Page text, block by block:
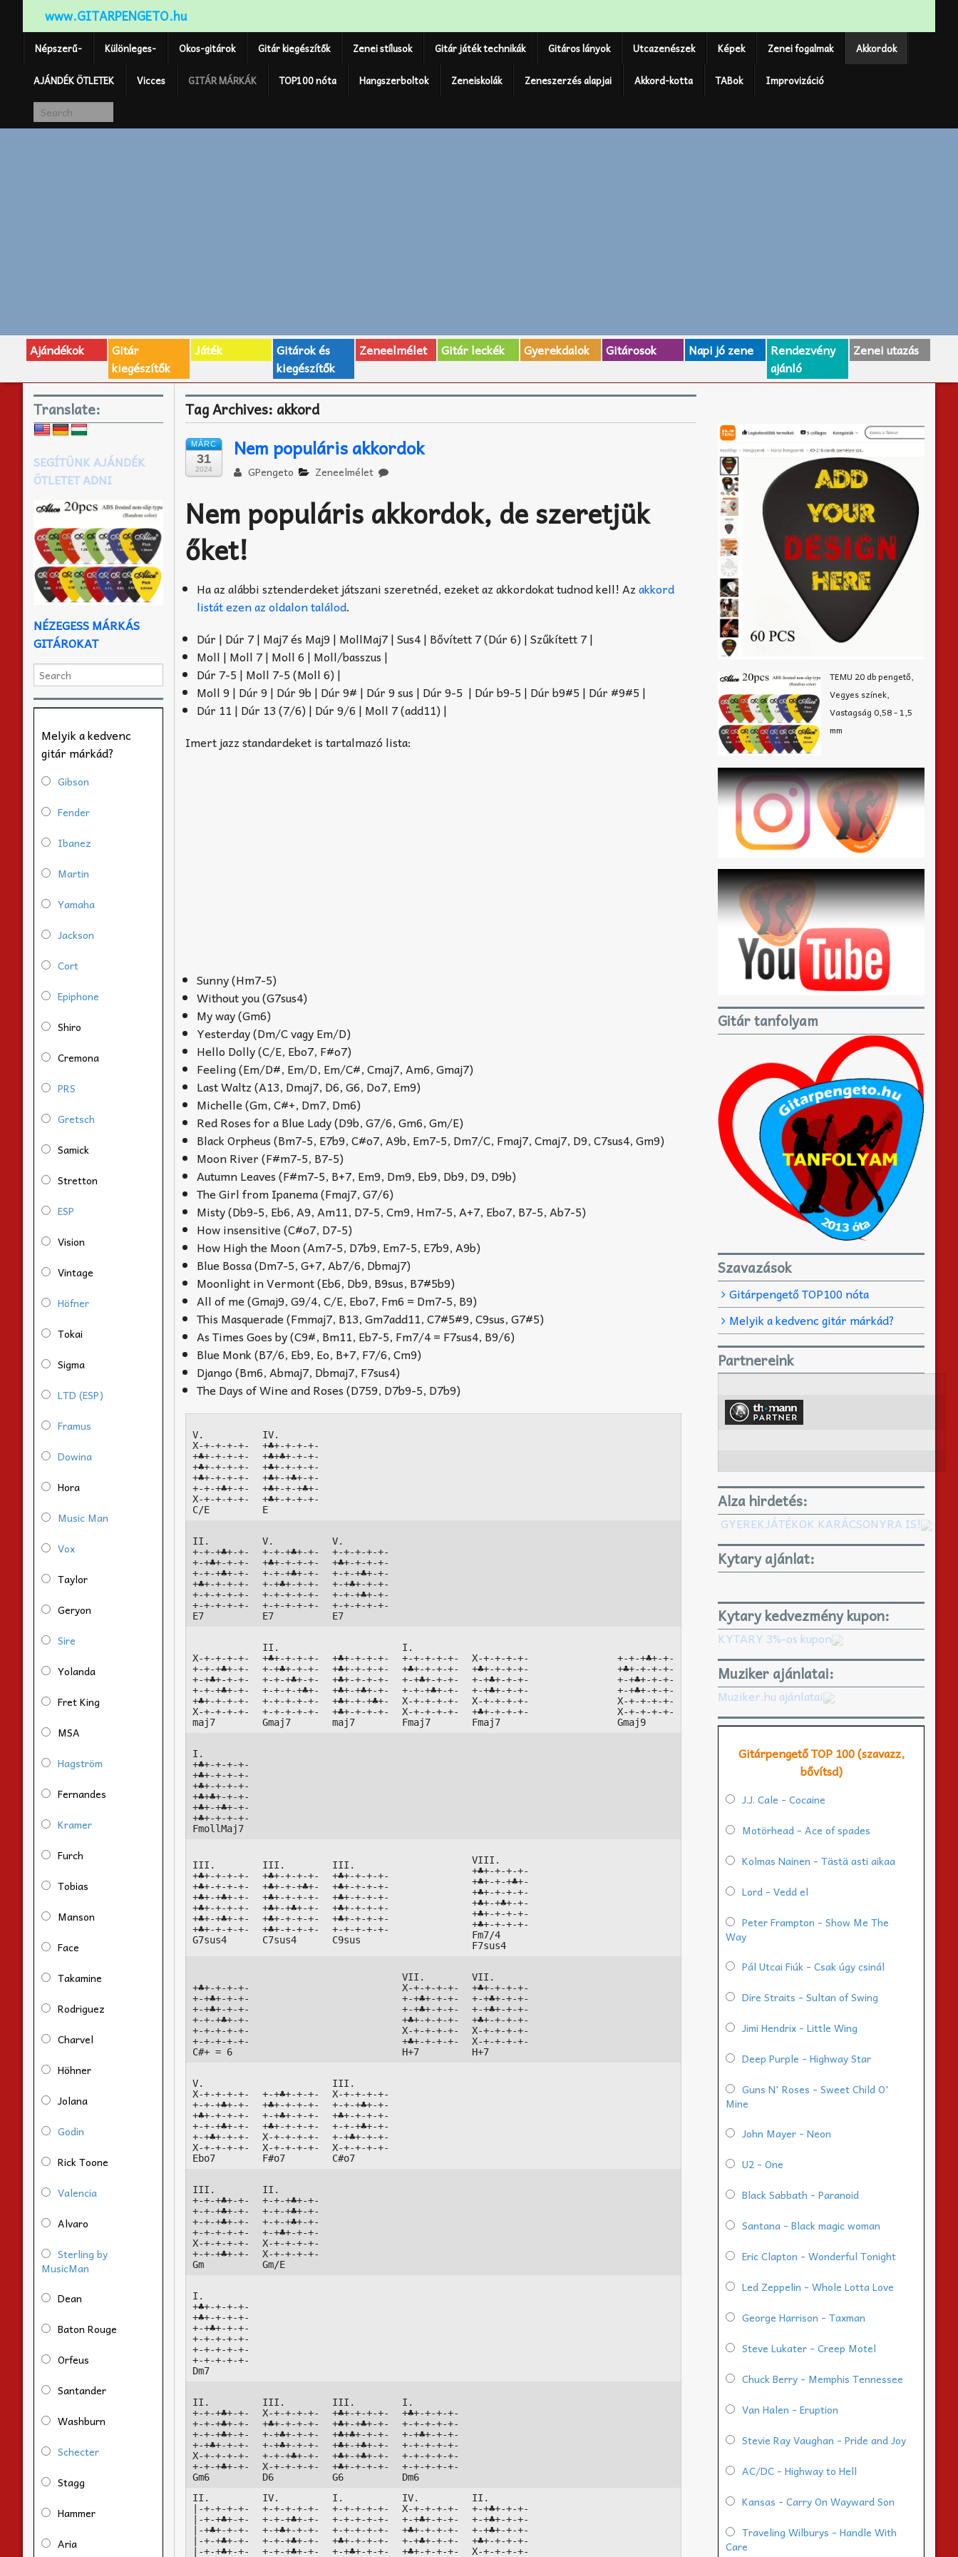
www.GITARPENGETO.hu
Népszerű- Különleges- Okos-gitárok Gitár kiegészítők Zenei stílusok Gitár játék technikák Gitáros lányok Utcazenészek Képek Zenei fogalmak Akkordok
AJÁNDÉK ÖTLETEK Vicces GITÁR MÁRKÁK TOP100 nóta Hangszerboltok Zeneiskolák Zeneszerzés alapjai Akkord-kotta TABok Improvizáció
Ajándékok
Gitár
kiegészítők
Játék
Gitárok és
kiegészítők
Zeneelmélet Gitár leckék Gyerekdalok Gitárosok Napi jó zene
Rendezvény
ajánló
Zenei utazás
Tag Archives: akkord
MÁRC
31
2024
Nem populáris akkordok
GPengeto Zeneelmélet
Nem populáris akkordok, de szeretjük
őket!
Ha az alábbi sztenderdeket játszani szeretnéd, ezeket az akkordokat tudnod kell! Azakkord
listát ezen az oldalon találod.
Dúr | Dúr 7 | Maj7 és Maj9 | MollMaj7 | Sus4 | Bővített 7 (Dúr 6) | Szűkített 7 |
Moll | Moll 7 | Moll 6 | Moll/basszus |
Dúr 7-5 | Moll 7-5 (Moll 6) |
Moll 9 | Dúr 9 | Dúr 9b | Dúr 9# | Dúr 9 sus | Dúr 9-5 | Dúr b9-5 | Dúr b9#5 | Dúr #9#5 |
Dúr 11 | Dúr 13 (7/6) | Dúr 9/6 | Moll 7 (add11) |
Imert jazz standardeket is tartalmazó lista:
Sunny (Hm7-5)
Without you (G7sus4)
My way (Gm6)
Yesterday (Dm/C vagy Em/D)
Hello Dolly (C/E, Ebo7, F#o7)
Feeling (Em/D#, Em/D, Em/C#, Cmaj7, Am6, Gmaj7)
Last Waltz (A13, Dmaj7, D6, G6, Do7, Em9)
Michelle (Gm, C#+, Dm7, Dm6)
Red Roses for a Blue Lady (D9b, G7/6, Gm6, Gm/E)
Black Orpheus (Bm7-5, E7b9, C#o7, A9b, Em7-5, Dm7/C, Fmaj7, Cmaj7, D9, C7sus4, Gm9)
Moon River (F#m7-5, B7-5)
Autumn Leaves (F#m7-5, B+7, Em9, Dm9, Eb9, Db9, D9, D9b)
The Girl from Ipanema (Fmaj7, G7/6)
Misty (Db9-5, Eb6, A9, Am11, D7-5, Cm9, Hm7-5, A+7, Ebo7, B7-5, Ab7-5)
How insensitive (C#o7, D7-5)
How High the Moon (Am7-5, D7b9, Em7-5, E7b9, A9b)
Blue Bossa (Dm7-5, G+7, Ab7/6, Dbmaj7)
Moonlight in Vermont (Eb6, Db9, B9sus, B7#5b9)
All of me (Gmaj9, G9/4, C/E, Ebo7, Fm6 = Dm7-5, B9)
This Masquerade (Fmmaj7, B13, Gm7add11, C7#5#9, C9sus, G7#5)
As Times Goes by (C9#, Bm11, Eb7-5, Fm7/4 = F7sus4, B9/6)
Blue Monk (B7/6, Eb9, Eo, B+7, F7/6, Cm9)
Django (Bm6, Abmaj7, Dbmaj7, F7sus4)
The Days of Wine and Roses (D759, D7b9-5, D7b9)
V.
X-+-+-+-+-
+♣+-+-+-+-
+♣+-+-+-+-
+♣+-+-+-+-
+-+-+♣+-+-
X-+-+-+-+-
C/E
IV.
+♣+-+-+-+-
+♣+♣+-+-+-
+♣+-+-+-+-
+♣+-+♣+-+-
+♣+-+-+♣+-
+♣+-+-+-+-
E
II.
+-+-+♣+-+-
+-+♣+-+-+-
+-+-+♣+-+-
+♣+-+-+-+-
+-+-+-+-+-
+-+-+-+-+-
E7
V.
+-+-+♣+-+-
+♣+-+-+-+-
+-+-+♣+-+-
+-+♣+-+-+-
+-+-+-+-+-
+-+-+-+-+-
E7
V.
+-+-+-+-+-
+♣+-+-+-+-
+-+-+♣+-+-
+-+♣+-+-+-
+-+-+♣+-+-
+-+-+-+-+-
E7
X-+-+-+-+-
+-+-+♣+-+-
+-+♣+-+-+-
+-+-+♣+-+-
+♣+-+-+-+-
X-+-+-+-+-
maj7
II.
+♣+-+-+-+-
+-+♣+-+-+-
+-+-+♣+-+-
+-+-+-+♣+-
+-+-+-+-+-
+-+-+-+-+-
Gmaj7
+♣+-+-+-+-
+♣+-+-+-+-
+♣+-+-+-+-
+♣+-+♣+-+-
+♣+-+-+♣+-
+♣+-+-+-+-
maj7
I.
+-+-+-+-+-
+♣+-+-+-+-
+-+♣+-+-+-
+-+-+♣+-+-
X-+-+-+-+-
X-+-+-+-+-
Fmaj7
X-+-+-+-+-
+♣+-+-+-+-
+-+♣+-+-+-
+-+♣+-+-+-
X-+-+-+-+-
+♣+-+-+-+-
Fmaj7
+-+-+♣+-+-
+♣+-+-+-+-
+-+♣+-+-+-
+-+♣+-+-+-
X-+-+-+-+-
X-+-+-+-+-
Gmaj9
I.
+♣+-+-+-+-
+♣+-+-+-+-
+♣+-+-+-+-
+♣+♣+-+-+-
+♣+-+♣+-+-
+♣+-+-+-+-
FmollMaj7
III.
+♣+-+-+-+-
+♣+-+-+-+-
+♣+-+♣+-+-
+♣+-+-+-+-
+♣+-+♣+-+-
+♣+-+-+-+-
G7sus4
III.
+♣+-+-+-+-
+♣+-+-+♣+-
+♣+-+-+-+-
+♣+-+♣+-+-
+♣+-+-+-+-
+♣+-+-+-+-
C7sus4
III.
+♣+-+-+-+-
+♣+-+-+-+-
+♣+-+-+-+-
+♣+-+-+-+-
+♣+-+-+-+-
+-+-+-+-+-
C9sus
VIII.
+♣+-+-+-+-
+♣+-+-+♣+-
+♣+-+-+-+-
+♣+-+♣+-+-
+♣+-+-+-+-
+♣+-+-+-+-
Fm7/4
F7sus4
+♣+-+-+-+-
+-+♣+-+-+-
+-+♣+-+-+-
+-+-+♣+-+-
+-+-+-+-+-
+-+-+-+-+-
C#+ = 6
VII.
X-+-+-+-+-
+-+♣+-+-+-
+-+♣+-+-+-
+♣+-+-+-+-
X-+-+-+-+-
+♣+-+-+-+-
H+7
VII.
+♣+-+-+-+-
+-+♣+-+-+-
+-+♣+-+-+-
+♣+-+-+-+-
X-+-+-+-+-
X-+-+-+-+-
H+7
V.
X-+-+-+-+-
+-+-+♣+-+-
+♣+-+-+-+-
+-+-+♣+-+-
+-+♣+-+-+-
X-+-+-+-+-
Ebo7
+-+♣+-+-+-
+♣+-+-+-+-
+-+♣+-+-+-
+♣+-+-+-+-
X-+-+-+-+-
X-+-+-+-+-
F#o7
III.
X-+-+-+-+-
+-+-+♣+-+-
+♣+-+-+-+-
+-+-+♣+-+-
+-+♣+-+-+-
X-+-+-+-+-
C#o7
III.
+-+-+♣+-+-
+-+-+♣+-+-
+-+-+♣+-+-
+-+-+-+-+-
X-+-+-+-+-
+-+-+♣+-+-
Gm
II.
+-+-+♣+-+-
+-+-+♣+-+-
+-+-+♣+-+-
+-+♣+-+-+-
X-+-+-+-+-
X-+-+-+-+-
Gm/E
I.
+♣+-+-+-+-
+♣+-+-+-+-
+-+♣+-+-+-
+-+-+-+-+-
+-+-+-+-+-
+-+-+-+-+-
Dm7
II.
+-+-+♣+-+-
+-+-+♣+-+-
+-+-+♣+-+-
+-+♣+-+-+-
X-+-+-+-+-
+-+-+♣+-+-
Gm6
III.
X-+-+-+-+-
+♣+-+-+-+-
+-+♣+-+-+-
+-+♣+-+-+-
+-+-+♣+-+-
X-+-+-+-+-
D6
III.
+♣+-+-+-+-
+♣+-+♣+-+-
+♣+♣+-+-+-
+♣+-+♣+-+-
+♣+-+♣+-+-
+♣+-+-+-+-
G6
I.
+♣+-+-+-+-
+-+-+-+-+-
+-+♣+-+-+-
+-+-+-+-+-
+-+-+-+-+-
+-+-+-+-+-
Dm6
II.
|-+-+-+-+-
|-+-+♣+-+-
|-+♣+-+-+-
|-+-+♣+-+-
|-+-+♣+-+-
IV.
+-+-+-+-+-
+-+-+♣+-+-
+-+♣+-+-+-
+-+-+♣+-+-
+-+-+♣+-+-
I.
+-+-+-+-+-
+-+-+-+-+-
+-+-+-+-+-
+♣+-+-+-+-
+-+♣+-+-+-
IV.
X-+-+-+-+-
+-+♣+-+-+-
+♣+-+-+-+-
+-+♣+-+-+-
+♣+-+-+-+-
II.
+-+♣+-+-+-
+-+♣+-+-+-
+-+♣+-+-+-
+♣+-+-+-+-
X-+-+-+-+-
Translate:
SEGÍTÜNK AJÁNDÉK
ÖTLETET ADNI
NÉZEGESS MÁRKÁS
GITÁROKAT
Melyik a kedvenc
gitár márkád?
Gibson
Fender
Ibanez
Martin
Yamaha
Jackson
Cort
Epiphone
Shiro
Cremona
PRS
Gretsch
Samick
Stretton
ESP
Vision
Vintage
Höfner
Tokai
Sigma
LTD (ESP)
Framus
Dowina
Hora
Music Man
Vox
Taylor
Geryon
Sire
Yolanda
Fret King
MSA
Hagström
Fernandes
Kramer
Furch
Tobias
Manson
Face
Takamine
Rodriguez
Charvel
Höhner
Jolana
Godin
Rick Toone
Valencia
Alvaro
Sterling by
MusicMan
Dean
Baton Rouge
Orfeus
Santander
Washburn
Schecter
Stagg
Hammer
Aria
TEMU 20 db pengető,
Vegyes színek,
Vastagság 0,58 - 1,5
mm
Gitár tanfolyam
Szavazások
Gitárpengető TOP100 nóta
Melyik a kedvenc gitár márkád?
Partnereink
Alza hirdetés:
GYEREKJÁTÉKOK KARÁCSONYRA IS!
Kytary ajánlat:
Kytary kedvezmény kupon:
KYTARY 3%-os kupon
Muziker ajánlatai:
Muziker.hu ajánlatai
Gitárpengető TOP 100 (szavazz,
bővítsd)
J.J. Cale - Cocaine
Motörhead - Ace of spades
Kolmas Nainen - Tästä asti aikaa
Lord - Vedd el
Peter Frampton - Show Me The
Way
Pál Utcai Fiúk - Csak úgy csinál
Dire Straits - Sultan of Swing
Jimi Hendrix - Little Wing
Deep Purple - Highway Star
Guns N' Roses - Sweet Child O'
Mine
John Mayer - Neon
U2 - One
Black Sabbath - Paranoid
Santana - Black magic woman
Eric Clapton - Wonderful Tonight
Led Zeppelin - Whole Lotta Love
George Harrison - Taxman
Steve Lukater - Creep Motel
Chuck Berry - Memphis Tennessee
Van Halen - Eruption
Stevie Ray Vaughan - Pride and Joy
AC/DC - Highway to Hell
Kansas - Carry On Wayward Son
Traveling Wilburys - Handle With
Care